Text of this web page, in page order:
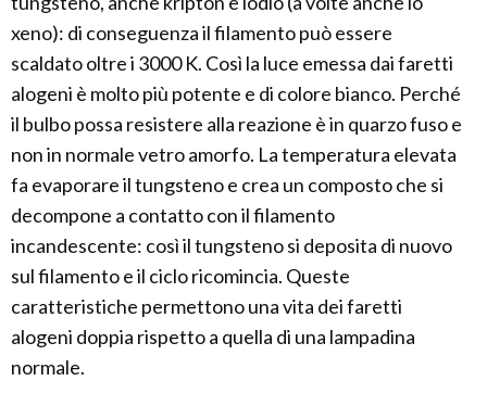
xeno): di conseguenza il filamento può essere
scaldato oltre i 3000 K. Così la luce emessa dai faretti
alogeni è molto più potente e di colore bianco. Perché
il bulbo possa resistere alla reazione è in quarzo fuso e
non in normale vetro amorfo. La temperatura elevata
fa evaporare il tungsteno e crea un composto che si
decompone a contatto con il filamento
incandescente: così il tungsteno si deposita di nuovo
sul filamento e il ciclo ricomincia. Queste
caratteristiche permettono una vita dei faretti
alogeni doppia rispetto a quella di una lampadina
normale.